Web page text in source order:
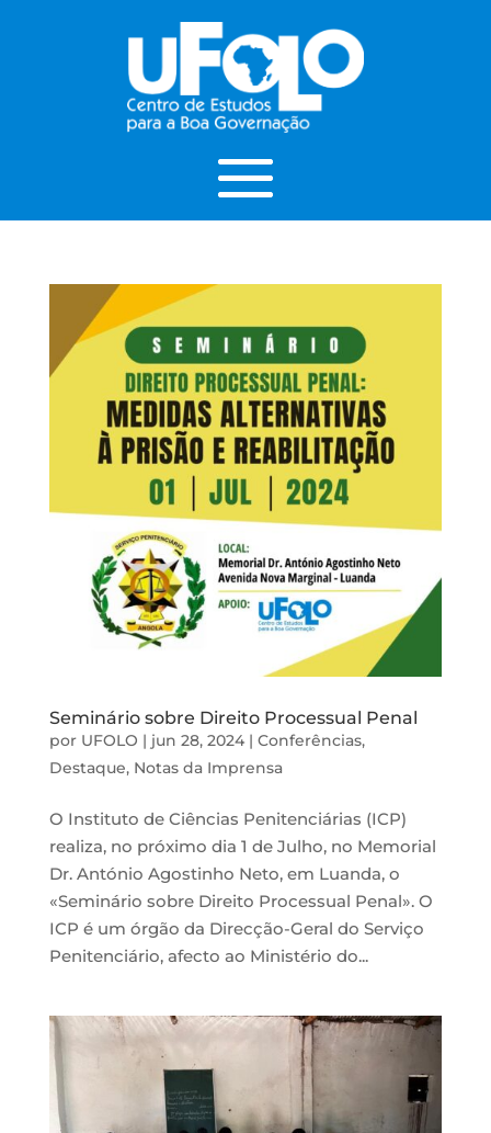
Seminário sobre Direito Processual Penal
por UFOLO | jun 28, 2024| Conferências,
Destaque, Notas da Imprensa
O Instituto de Ciências Penitenciárias (ICP)
realiza, no próximo dia 1 de Julho, no Memorial
Dr. António Agostinho Neto, em Luanda, o
«Seminário sobre Direito Processual Penal». O
ICP é um órgão da Direcção-Geral do Serviço
Penitenciário, afecto ao Ministério do...